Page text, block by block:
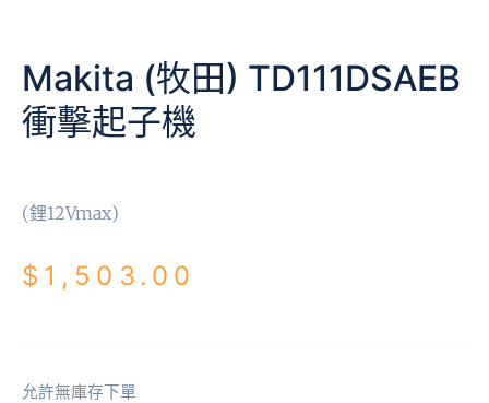
Makita (牧田) TD111DSAEB
衝擊起子機
(鋰12Vmax)
$ 1,503.00
允許無庫存下單